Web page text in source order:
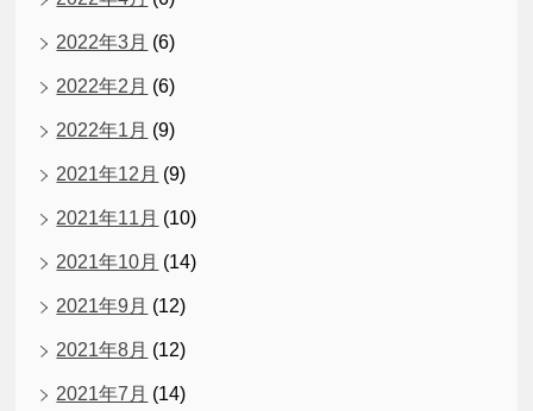
2022年3月 (6)
2022年2月 (6)
2022年1月 (9)
2021年12月 (9)
2021年11月 (10)
2021年10月 (14)
2021年9月 (12)
2021年8月 (12)
2021年7月 (14)